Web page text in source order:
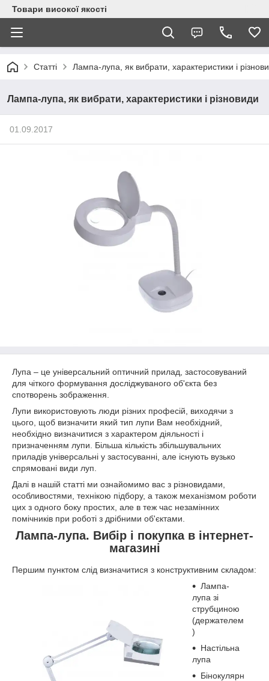
Товари високої якості
Статті Лампа-лупа, як вибрати, характеристики і
Лампа-лупа, як вибрати, характеристики і різновиди
01.09.2017
Лупа – це універсальний оптичний прилад, застосовуваний
для чіткого формування досліджуваного об'єкта без
спотворень зображення.
Лупи використовують люди різних професій, виходячи з
цього, щоб визначити який тип лупи Вам необхідний,
необхідно визначитися з характером діяльності і
призначенням лупи. Більша кількість збільшувальних
приладів універсальні у застосуванні, але існують вузько
спрямовані види луп.
Далі в нашій статті ми ознайомимо вас з різновидами,
особливостями, технікою підбору, а також механізмом роботи
цих з одного боку простих, але в теж час незамінних
помічників при роботі з дрібними об'єктами.
Лампа-лупа. Вибір і покупка в інтернет-
магазині
Першим пунктом слід визначитися з конструктивним складом:
Лампа-
лупа зі
струбциною
(держателем
)
Настільна
лупа
Бінокулярн